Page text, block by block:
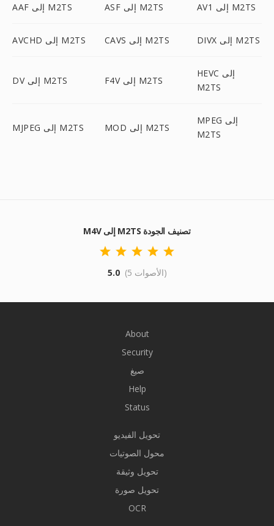
AAF إلى M2TS ASF إلى M2TS AV1 إلى M2TS
AVCHD إلى M2TS CAVS إلى M2TS DIVX إلى M2TS
DV إلى M2TS F4V إلى M2TS
HEVC إلى
M2TS
MJPEG إلى M2TS MOD إلى M2TS
MPEG إلى
M2TS
M4V إلى M2TS تصنيف الجودة
5.0 (5 الأصوات)
About
Security
صيغ
Help
Status
تحويل الفيديو
محول الصوتيات
تحويل وثيقة
تحويل صورة
OCR